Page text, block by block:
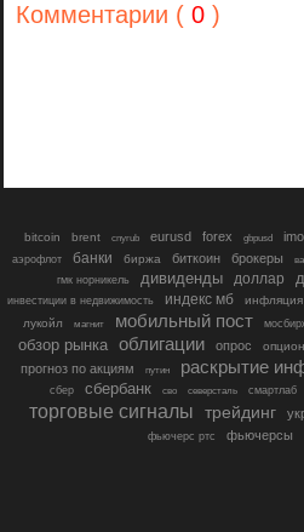
Комментарии ( 0 )
bitcoin brent cnyrub eurusd forex gbpusd
аэрофлот банки биржа биткоин брокеры
гмк норникель
дивиденды доллар
инвестиции в недвижимость индекс мб
инфляция
лукойл
магнит мобильный пост
обзор рынка облигации опрос
прогноз по акциям путин раскрытие
сбер сбербанк сво северсталь смартлаб
торговые сигналы трейдинг
фьючерс ртс фьючерсы